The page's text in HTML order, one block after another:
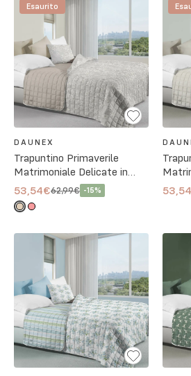
Esaurito
DAUNEX
Trapuntino Primaverile
Matrimoniale Delicate in
Microfibra - 2 Colori
53,54€62,99€ -15%
in